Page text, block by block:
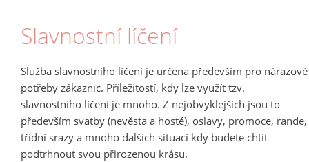
Slavnostní líčení
Služba slavnostního líčení je určena především pro nárazové
potřeby zákaznic. Příležitostí, kdy lze využít tzv.
slavnostního líčení je mnoho. Z nejobvyklejších jsou to
především svatby (nevěsta a hosté), oslavy, promoce, rande,
třídní srazy a mnoho dalších situací kdy budete chtít
podtrhnout svou přirozenou krásu.